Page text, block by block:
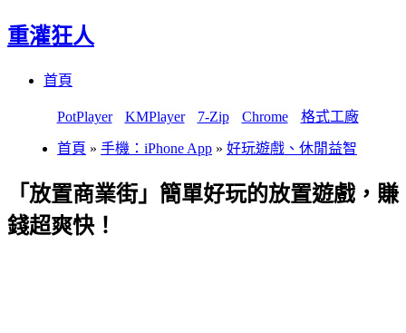
重灌狂人
首頁
PotPlayer KMPlayer 7-Zip Chrome 格式工廠
首頁 » 手機：iPhone App » 好玩遊戲、休閒益智
「放置商業街」簡單好玩的放置遊戲，賺
錢超爽快！